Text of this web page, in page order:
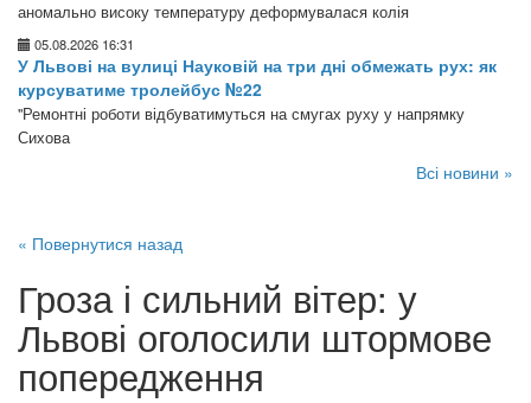
аномально високу температуру деформувалася колія
05.08.2026 16:31
У Львові на вулиці Науковій на три дні обмежать рух: як
курсуватиме тролейбус №22
"Ремонтні роботи відбуватимуться на смугах руху у напрямку
Сихова
Всі новини »
« Повернутися назад
Гроза і сильний вітер: у
Львові оголосили штормове
попередження